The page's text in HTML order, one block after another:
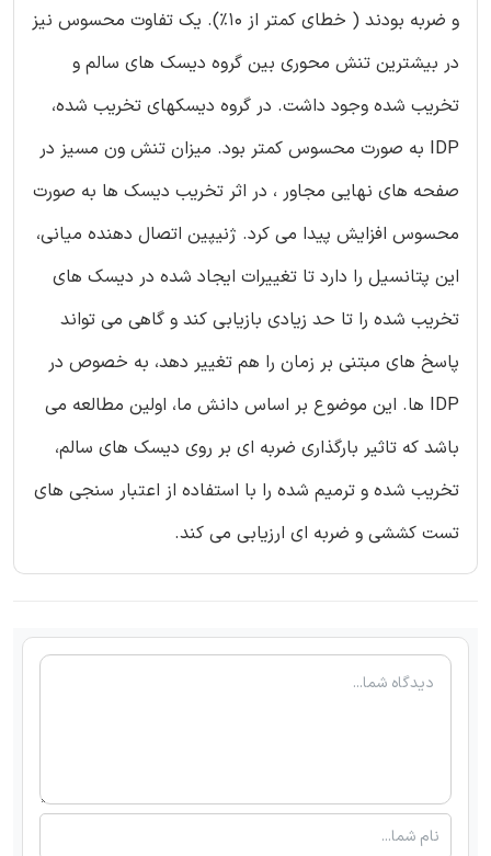
و ضربه بودند ( خطای کمتر از 10%). یک تفاوت محسوس نیز
در بیشترین تنش محوری بین گروه دیسک های سالم و
تخریب شده وجود داشت. در گروه دیسکهای تخریب شده،
IDP به صورت محسوس کمتر بود. میزان تنش ون مسیز در
صفحه های نهایی مجاور ، در اثر تخریب دیسک ها به صورت
محسوس افزایش پیدا می کرد. ژنیپین اتصال دهنده میانی،
این پتانسیل را دارد تا تغییرات ایجاد شده در دیسک های
تخریب شده را تا حد زیادی بازیابی کند و گاهی می تواند
پاسخ های مبتنی بر زمان را هم تغییر دهد، به خصوص در
IDP ها. این موضوع بر اساس دانش ما، اولین مطالعه می
باشد که تاثیر بارگذاری ضربه ای بر روی دیسک های سالم،
تخریب شده و ترمیم شده را با استفاده از اعتبار سنجی های
تست کششی و ضربه ای ارزیابی می کند.